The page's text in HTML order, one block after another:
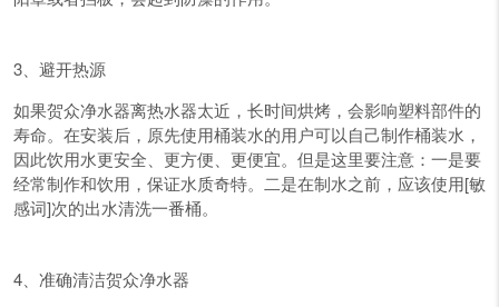
3、避开热源
如果贺众净水器离热水器太近，长时间烘烤，会影响塑料部件的
寿命。在安装后，原先使用桶装水的用户可以自己制作桶装水，
因此饮用水更安全、更方便、更便宜。但是这里要注意：一是要
经常制作和饮用，保证水质奇特。二是在制水之前，应该使用[敏
感词]次的出水清洗一番桶。
4、准确清洁贺众净水器